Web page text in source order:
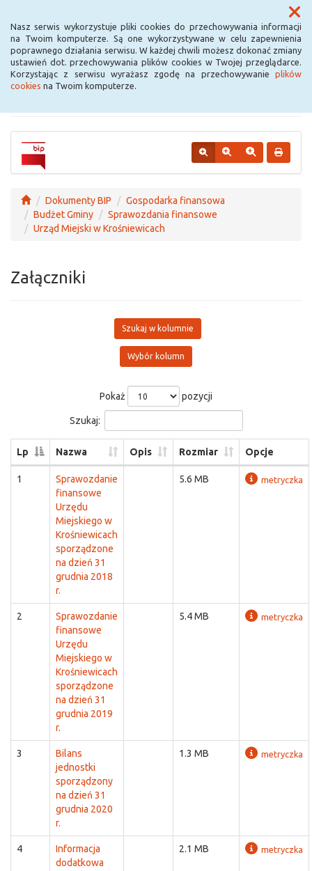
Nasz serwis wykorzystuje pliki cookies do przechowywania informacji
na Twoim komputerze. Są one wykorzystywane w celu zapewnienia
poprawnego działania serwisu. W każdej chwili możesz dokonać zmiany
ustawień dot. przechowywania plików cookies w Twojej przeglądarce.
Korzystając z serwisu wyrażasz zgodę na przechowywanie plików
cookies na Twoim komputerze.
Menu
Urząd Miejski w
Krośniewicach
Dokumenty BIP
Gospodarka finansowa
Budżet Gminy
Sprawozdania finansowe
Urząd Miejski w Krośniewicach
Załączniki
Szukaj w kolumnie
Wybór kolumn
Pokaż pozycji
Szukaj:
Lp Nazwa Opis Rozmiar Opcje
1
Sprawozdanie
finansowe
Urzędu
Miejskiego w
Krośniewicach
sporządzone
na dzień 31
grudnia 2018
r.
5.6 MB metryczka
2
Sprawozdanie
finansowe
Urzędu
Miejskiego w
Krośniewicach
sporządzone
na dzień 31
grudnia 2019
r.
5.4 MB metryczka
3
Bilans
jednostki
sporządzony
na dzień 31
grudnia 2020
r.
1.3 MB metryczka
4
Informacja
dodatkowa
2.1 MB metryczka